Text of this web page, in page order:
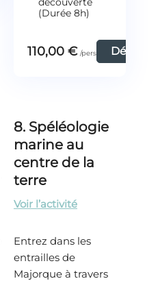
(Durée 8h)
110,00 €
8. Spéléologie
marine au
centre de la
terre
Voir l’activité
Entrez dans les
entrailles de
Majorque à travers